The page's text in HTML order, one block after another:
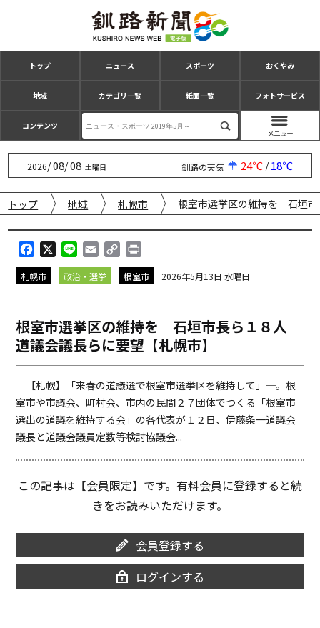
トップ ニュース スポーツ おくやみ
地域 カテゴリ一覧 紙面一覧 フォトサービス
コンテンツ
2026/08/08 土曜日 釧路の天気 24℃/18℃
トップ 地域 札幌市 根室市選挙区の維持を 石垣
a
c
o
o
i
n
m
a
o
p
i
n
r
i
札幌市 政治・選挙 根室市 2026年5月13日 水曜日
根室市選挙区の維持を 石垣市長ら１８人
道議会議長らに要望【札幌市】
【札幌】「来春の道議選で根室市選挙区を維持して」─。根
室市や市議会、町村会、市内の民間２７団体でつくる「根室市
選出の道議を維持する会」の各代表が１２日、伊藤条一道議会
議長と道議会議員定数等検討協議会...
この記事は【会員限定】です。有料会員に登録すると続
きをお読みいただけます。
会員登録する
ログインする